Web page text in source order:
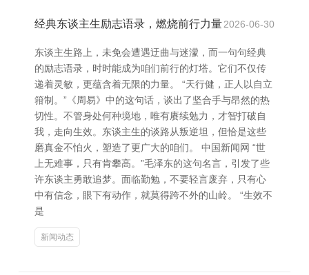
经典东谈主生励志语录，燃烧前行力量2026-06-30
东谈主生路上，未免会遭遇迂曲与迷濛，而一句句经典
的励志语录，时时能成为咱们前行的灯塔。它们不仅传
递着灵敏，更蕴含着无限的力量。 “天行健，正人以自立
箝制。”《周易》中的这句话，谈出了坚合手与昂然的热
切性。不管身处何种境地，唯有赓续勉力，才智打破自
我，走向生效。东谈主生的谈路从叛逆坦，但恰是这些
磨真金不怕火，塑造了更广大的咱们。 中国新闻网 “世
上无难事，只有肯攀高。”毛泽东的这句名言，引发了些
许东谈主勇敢追梦。面临勤勉，不要轻言废弃，只有心
中有信念，眼下有动作，就莫得跨不外的山岭。 “生效不
是
新闻动态